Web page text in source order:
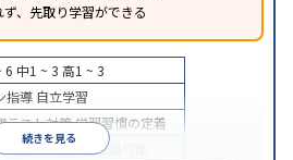
、先取り学習ができる
続きを見る
6 中1 ~ 3 高1 ~ 3
指導 自立学習
テスト対策学習習慣の定着
対応1科目から受講可能